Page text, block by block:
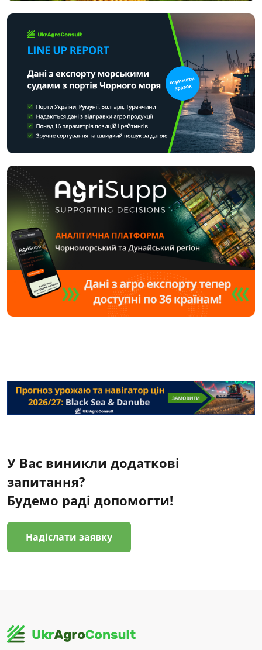
У Вас виникли додаткові
запитання?
Будемо раді допомогти!
Надіслати заявку